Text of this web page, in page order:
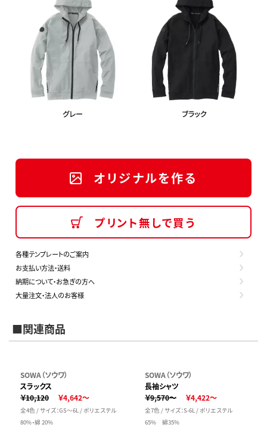
オリジナルを作る
プリント無しで買う
各種テンプレートのご案内
お支払い方法・送料
納期について・お急ぎの方へ
大量注文・法人のお客様
■関連商品
SOWA（ソウワ）
スラックス
￥10,120
￥4,642～
全4色 / サイズ：GS～6L / ポリエステル
80%・綿 20%
SOWA（ソウワ）
長袖シャツ
￥9,570～
￥4,422～
全7色 / サイズ：S-6L / ポリエステル
65% 綿35%